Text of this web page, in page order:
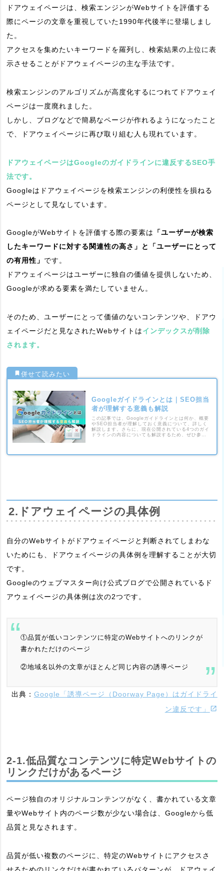
ドアウェイページは、検索エンジンがWebサイトを評価する
際にページの文章を重視していた1990年代後半に登場しまし
た。
アクセスを集めたいキーワードを羅列し、検索結果の上位に表
示させることがドアウェイページの主な手法です。
検索エンジンのアルゴリズムが高度化するにつれてドアウェイ
ページは一度廃れました。
しかし、ブログなどで簡易なページが作れるようになったこと
で、ドアウェイページに再び取り組む人も現れています。
ドアウェイページはGoogleのガイドラインに違反するSEO手
法です。
Googleはドアウェイページを検索エンジンの利便性を損ねる
ページとして見なしています。
GoogleがWebサイトを評価する際の要素は
「ユーザーが検索
したキーワードに対する関連性の高さ」と「ユーザーにとって
の有用性」 です。
ドアウェイページはユーザーに独自の価値を提供しないため、
Googleが求める要素を満たしていません。
そのため、ユーザーにとって価値のないコンテンツや、ドアウ
ェイページだと見なされたWebサイトはインデックスが削除
されます。
Googleガイドラインとは｜SEO担当
者が理解する意義も解説
この記事では、Googleガイドラインとは何か、概要
やSEO担当者が理解しておく意義について、詳しく
解説します。さらに、現在公開されている4つのガイ
ドラインの内容についても解説するため、ぜひ参考
2.ドアウェイページの具体例
自分のWebサイトがドアウェイページと判断されてしまわな
いためにも、ドアウェイページの具体例を理解することが大切
です。
Googleのウェブマスター向け公式ブログで公開されているド
アウェイページの具体例は次の2つです。
①品質が低いコンテンツに特定のWebサイトへのリンクが
書かれただけのページ
②地域名以外の文章がほとんど同じ内容の誘導ページ
出典： Google「誘導ページ（Doorway Page）はガイドライ
ン違反です」
2-1.低品質なコンテンツに特定Webサイトの
リンクだけがあるページ
ページ独自のオリジナルコンテンツがなく、書かれている文章
量やWebサイト内のページ数が少ない場合は、Googleから低
品質と見なされます。
品質が低い複数のページに、特定のWebサイトにアクセスさ
せるためのリンクだけが書かれているパターンが、ドアウェイ